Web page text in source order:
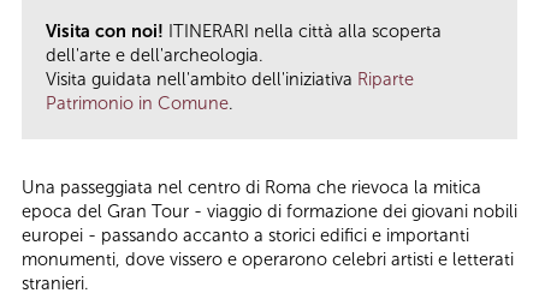
Visita con noi! ITINERARI nella città alla scoperta
dell'arte e dell'archeologia.
Visita guidata nell'ambito dell'iniziativa Riparte
Patrimonio in Comune.
Una passeggiata nel centro di Roma che rievoca la mitica
epoca del Gran Tour - viaggio di formazione dei giovani nobili
europei - passando accanto a storici edifici e importanti
monumenti, dove vissero e operarono celebri artisti e letterati
stranieri.